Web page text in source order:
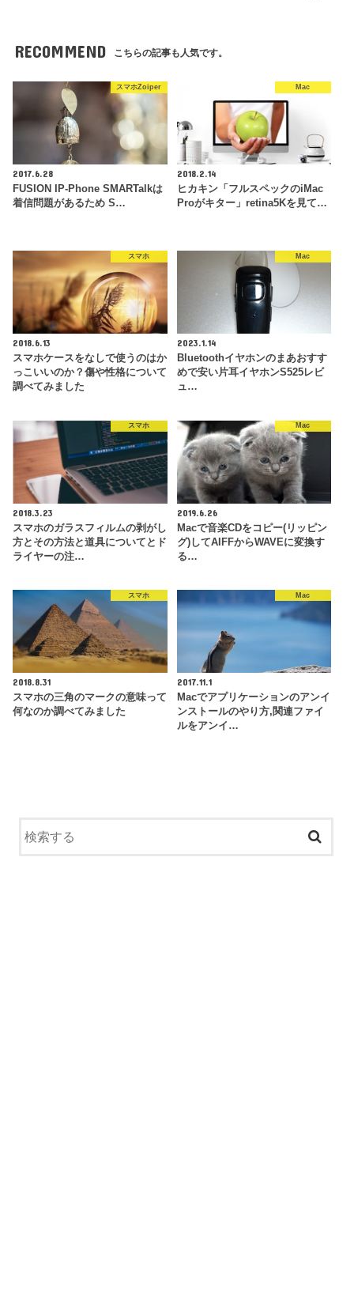
RECOMMEND こちらの記事も人気です。
スマホZoiper
2017.6.28
FUSION IP-Phone SMARTalkは
着信問題があるため S…
Mac
2018.2.14
ヒカキン「フルスペックのiMac
Proがキター」retina5Kを見て…
スマホ
2018.6.13
スマホケースをなしで使うのはか
っこいいのか？傷や性格について
調べてみました
Mac
2023.1.14
Bluetoothイヤホンのまあおすす
めで安い片耳イヤホンS525レビ
ュ…
スマホ
2018.3.23
スマホのガラスフィルムの剥がし
方とその方法と道具についてとド
ライヤーの注…
Mac
2019.6.26
Macで音楽CDをコピー(リッピン
グ)してAIFFからWAVEに変換す
る…
スマホ
2018.8.31
スマホの三角のマークの意味って
何なのか調べてみました
Mac
2017.11.1
Macでアプリケーションのアンイ
ンストールのやり方,関連ファイ
ルをアンイ…